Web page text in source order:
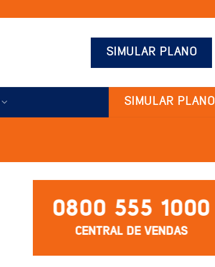
SIMULAR PLANO
SIMULAR PLANO
0800 555 1000
CENTRAL DE VENDAS